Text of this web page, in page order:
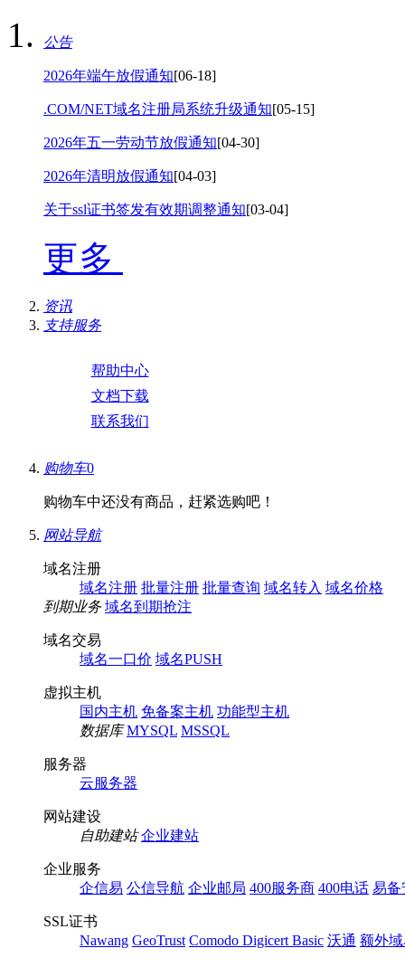
公告
2026年端午放假通知[06-18]
.COM/NET域名注册局系统升级通知[05-15]
2026年五一劳动节放假通知[04-30]
2026年清明放假通知[04-03]
关于ssl证书签发有效期调整通知[03-04]
更多
资讯
支持服务
帮助中心
文档下载
联系我们
购物车0
购物车中还没有商品，赶紧选购吧！
网站导航
域名注册
域名注册 批量注册 批量查询 域名转入 域名价格
到期业务 域名到期抢注
域名交易
域名一口价 域名PUSH
虚拟主机
国内主机 免备案主机 功能型主机
数据库 MYSQL MSSQL
服务器
云服务器
网站建设
自助建站 企业建站
企业服务
企信易 公信导航 企业邮局 400服务商 400电话 易备
SSL证书
Nawang GeoTrust Comodo Digicert Basic 沃通 额外